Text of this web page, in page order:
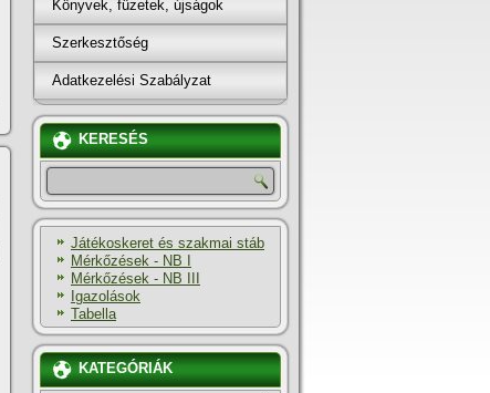
Könyvek, füzetek, újságok
Szerkesztőség
Adatkezelési Szabályzat
KERESÉS
Játékoskeret és szakmai stáb
Mérkőzések - NB I
Mérkőzések - NB III
Igazolások
Tabella
KATEGÓRIÁK